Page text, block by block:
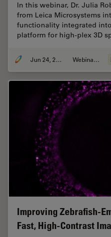
In this webinar, Dr. Julia
from Leica Microsystems
functionality integrated
platform for high-plex 3D
Jun 24, 2025 Webinaire
Improving Zebrafish-
Fast, High-Contrast